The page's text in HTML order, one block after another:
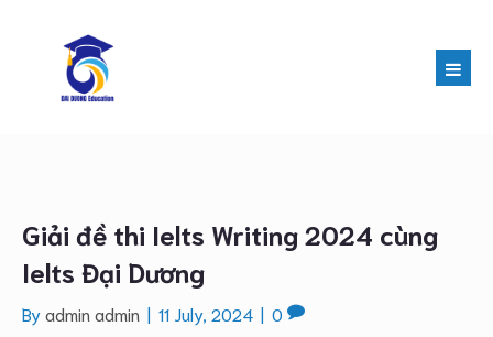
Giải đề thi Ielts Writing 2024 cùng
Ielts Đại Dương
Byadmin admin | 11 July, 2024 | 0